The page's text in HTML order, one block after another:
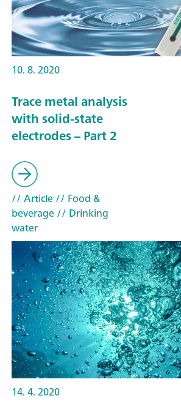
10. 8. 2020
Trace metal analysis
with solid-state
electrodes – Part 2
// Article// Food &
beverage// Drinking
water
14. 4. 2020